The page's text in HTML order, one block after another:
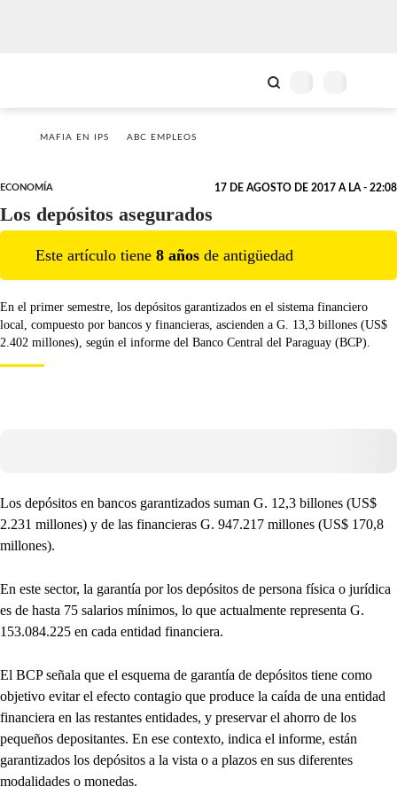
MAFIA EN IPS ABC EMPLEOS
ECONOMÍA 17 DE AGOSTO DE 2017 A LA - 22:08
Los depósitos asegurados
Este artículo tiene 8 años de antigüedad
En el primer semestre, los depósitos garantizados en el sistema financiero
local, compuesto por bancos y financieras, ascienden a G. 13,3 billones (US$
2.402 millones), según el informe del Banco Central del Paraguay (BCP).
Los depósitos en bancos garantizados suman G. 12,3 billones (US$
2.231 millones) y de las financieras G. 947.217 millones (US$ 170,8
millones).
En este sector, la garantía por los depósitos de persona física o jurídica
es de hasta 75 salarios mínimos, lo que actualmente representa G.
153.084.225 en cada entidad financiera.
El BCP señala que el esquema de garantía de depósitos tiene como
objetivo evitar el efecto contagio que produce la caída de una entidad
financiera en las restantes entidades, y preservar el ahorro de los
pequeños depositantes. En ese contexto, indica el informe, están
garantizados los depósitos a la vista o a plazos en sus diferentes
modalidades o monedas.